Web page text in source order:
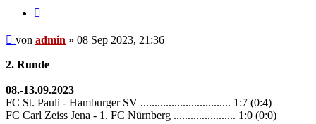
Beitrag
von admin » 08 Sep 2023, 21:36
2. Runde
08.-13.09.2023
FC St. Pauli - Hamburger SV ................................ 1:7 (0:4)
FC Carl Zeiss Jena - 1. FC Nürnberg ...................... 1:0 (0:0)